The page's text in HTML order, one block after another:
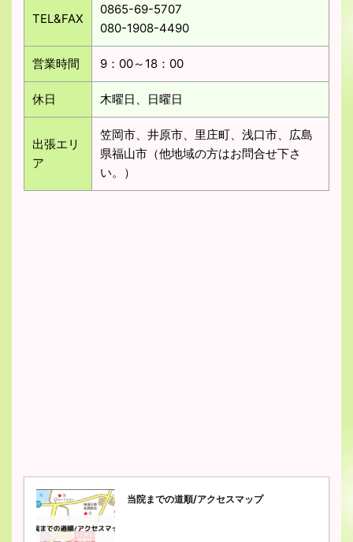
TEL&FAX
0865-69-5707
080-1908-4490
営業時間 9：00～18：00
休日 木曜日、日曜日
出張エリ
ア
笠岡市、井原市、里庄町、浅口市、広島
県福山市（他地域の方はお問合せ下さ
い。）
当院までの道順/アクセスマップ